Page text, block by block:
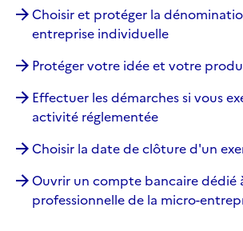
Choisir et protéger la
entreprise individuelle
Protéger votre idée et votre
Effectuer les démarches si vous
activité réglementée
Choisir la date de clôture d'un
Ouvrir un compte bancaire dédié
professionnelle de la micro-